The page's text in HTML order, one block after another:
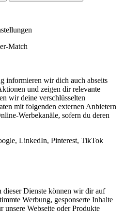
Match
informieren wir dich auch abseits
und zeigen dir relevante
wir deine verschlüsselten
mit folgenden externen Anbietern
Werbekanäle, sofern du deren
LinkedIn, Pinterest, TikTok
dieser Dienste können wir dir auf
Werbung, gesponserte Inhalte
unsere Webseite oder Produkte